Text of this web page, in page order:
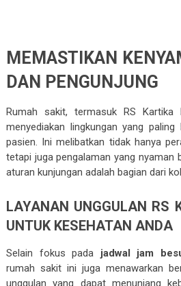
MEMASTIKAN
DAN PENGUNJUNG
Rumah sakit, termasuk RS Kartika
menyediakan lingkungan yang
pasien. Ini melibatkan tidak hanya
tetapi juga pengalaman yang nyaman
aturan kunjungan adalah bagian dari
LAYANAN UNGGULAN RS
UNTUK KESEHATAN ANDA
Selain fokus pada jadwal jam
rumah sakit ini juga menawarkan
unggulan yang dapat menunjang